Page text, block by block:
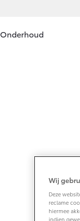
Onderhoud
Vakantiecheck
Hybride
Toyota
Toyota Service
Wij
Deze
reclame
hiermee
indien